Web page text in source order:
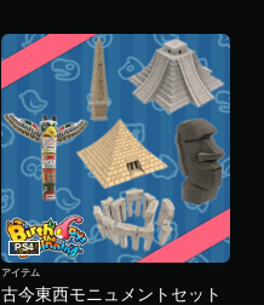
古今東西モニュメントセット
PS4
アイテム